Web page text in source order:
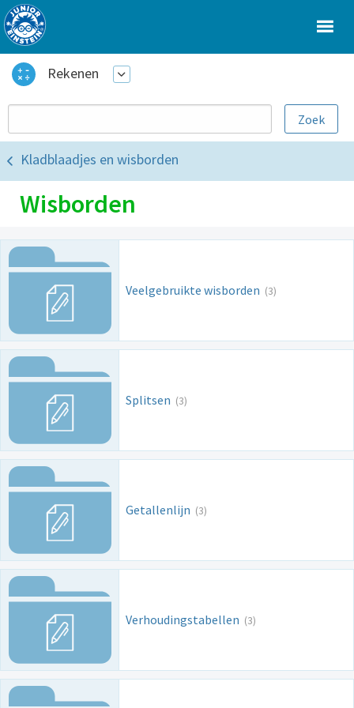
Rekenen
Kladblaadjes en wisborden
Wisborden
Veelgebruikte wisborden (3)
Splitsen (3)
Getallenlijn (3)
Verhoudingstabellen (3)